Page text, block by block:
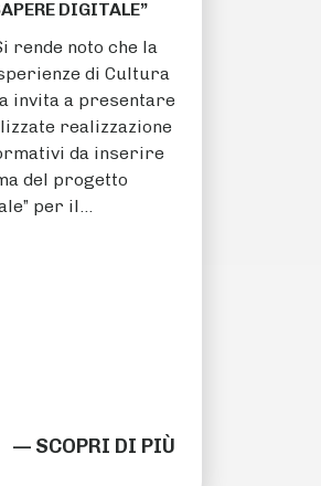
DIGITALE”
rende noto che la
di Cultura
invita a presentare
realizzazione
da inserire
del progetto
per il…
— SCOPRI DI PIÙ